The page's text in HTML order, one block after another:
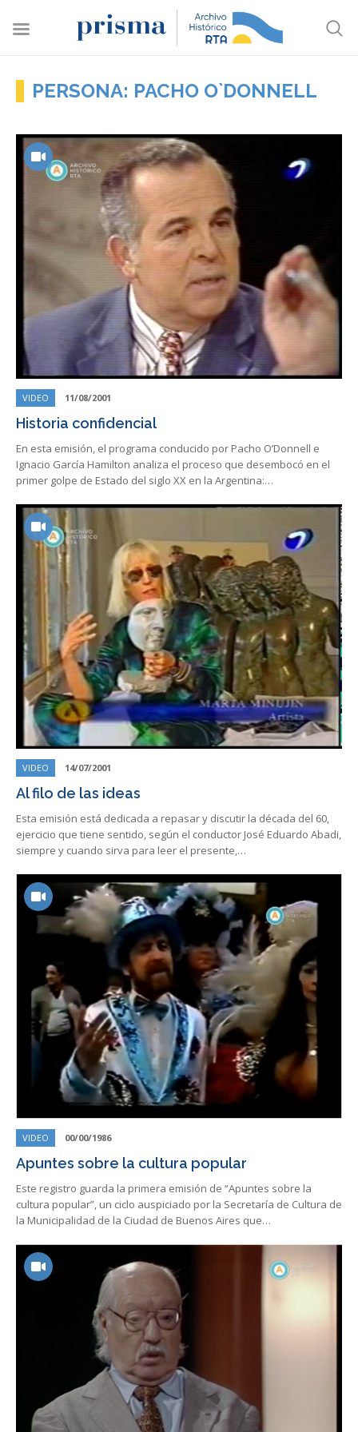
PERSONA: PACHO O`DONNELL
VIDEO 11/08/2001
Historia confidencial
En esta emisión, el programa conducido por Pacho O’Donnell e
Ignacio García Hamilton analiza el proceso que desembocó en el
primer golpe de Estado del siglo XX en la Argentina:…
VIDEO 14/07/2001
Al filo de las ideas
Esta emisión está dedicada a repasar y discutir la década del 60,
ejercicio que tiene sentido, según el conductor José Eduardo Abadi,
siempre y cuando sirva para leer el presente,…
VIDEO 00/00/1986
Apuntes sobre la cultura popular
Este registro guarda la primera emisión de “Apuntes sobre la
cultura popular”, un ciclo auspiciado por la Secretaría de Cultura de
la Municipalidad de la Ciudad de Buenos Aires que…